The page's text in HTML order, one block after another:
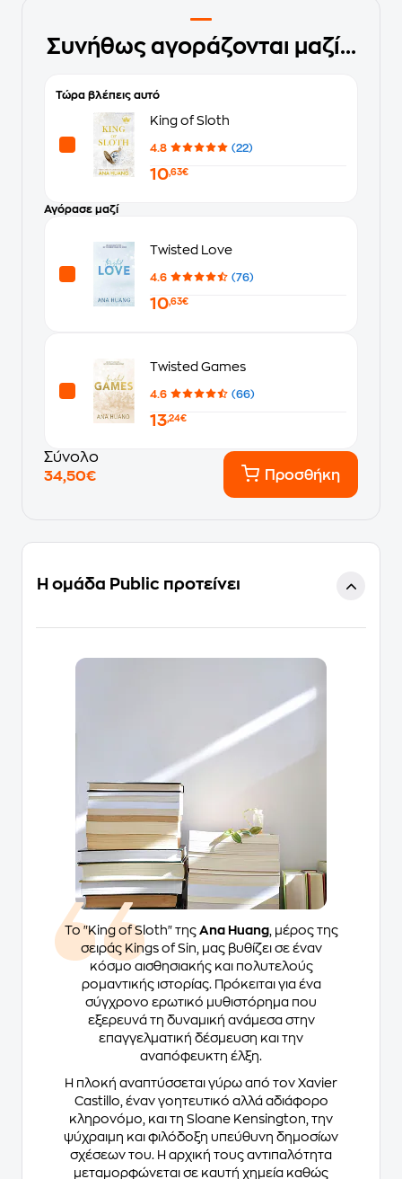
Συνήθως αγοράζονται μαζί...
Τώρα βλέπεις αυτό
King of Sloth
4.8 (22)
10,63€
Αγόρασε μαζί
Twisted Love
4.6 (76)
10,63€
Twisted Games
4.6 (66)
13,24€
Σύνολο
34,50€
Προσθήκη
Η ομάδα Public προτείνει
Το "King of Sloth" της Ana Huang, μέρος της
σειράς Kings of Sin, μας βυθίζει σε έναν
κόσμο αισθησιακής και πολυτελούς
ρομαντικής ιστορίας. Πρόκειται για ένα
σύγχρονο ερωτικό μυθιστόρημα που
εξερευνά τη δυναμική ανάμεσα στην
επαγγελματική δέσμευση και την
αναπόφευκτη έλξη.
Η πλοκή αναπτύσσεται γύρω από τον Xavier
Castillo, έναν γοητευτικό αλλά αδιάφορο
κληρονόμο, και τη Sloane Kensington, την
ψύχραιμη και φιλόδοξη υπεύθυνη δημοσίων
σχέσεων του. Η αρχική τους αντιπαλότητα
μεταμορφώνεται σε καυτή χημεία καθώς